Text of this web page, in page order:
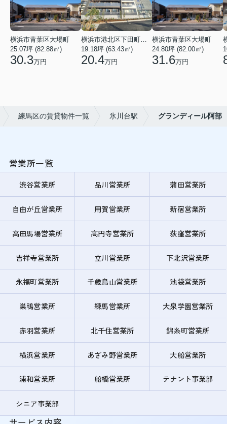
横浜市青葉区大場町
25.07坪 (82.88㎡)
30.3万円
19.18坪 (63.43㎡)
20.4万円
横浜市青葉区大場町
24.80坪 (82.00㎡)
31.6万円
練馬区の賃貸物件一覧 氷川台駅 グランディール阿部
営業所一覧
渋谷営業所 品川営業所 蒲田営業所
自由が丘営業所 用賀営業所 新宿営業所
高田馬場営業所 高円寺営業所 荻窪営業所
吉祥寺営業所 立川営業所 下北沢営業所
永福町営業所 千歳烏山営業所 池袋営業所
巣鴨営業所 練馬営業所 大泉学園営業所
赤羽営業所 北千住営業所 錦糸町営業所
横浜営業所 あざみ野営業所 大船営業所
浦和営業所 船橋営業所 テナント事業部
シニア事業部